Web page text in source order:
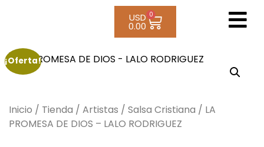
USD
0.00
0
¡Oferta!
Inicio / Tienda / Artistas / Salsa Cristiana / LA
PROMESA DE DIOS – LALO RODRIGUEZ